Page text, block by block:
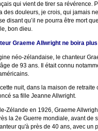
qui vient de tirer sa révérence.
des douleurs, je crois, qui jamais
disant qu’il ne pourra être mort
bon dieu.
Graeme Allwright ne boira
néo-zélandaise, le chanteur
de 93 ans. Il était connu
nuit, dans la maison de
sa fille Jeanne Allwright.
Zélande en 1926, Graeme
la 2e Guerre mondiale, avant de
qu'à près de 40 ans, avec un